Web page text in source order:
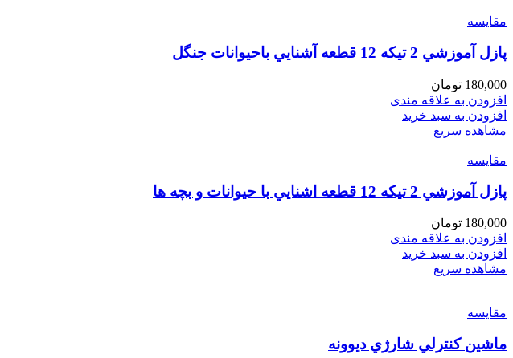
مقایسه
پازل آموزشي 2 تيكه 12 قطعه آشنايي باحيوانات جنگل
180,000 تومان
افزودن به علاقه مندی
افزودن به سبد خرید
مشاهده سریع
مقایسه
پازل آموزشي 2 تيكه 12 قطعه اشنايي با حيوانات و بچه ها
180,000 تومان
افزودن به علاقه مندی
افزودن به سبد خرید
مشاهده سریع
مقایسه
ماشين كنترلي شارژي ديوونه